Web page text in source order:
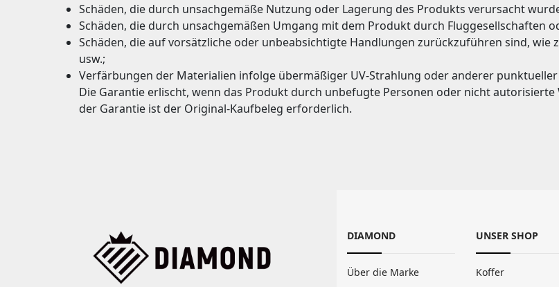
Schäden, die durch unsachgemäße Nutzung oder Lagerung des Produkts verursacht
Schäden, die durch unsachgemäßen Umgang mit dem Produkt durch Fluggesellschaften
Schäden, die auf vorsätzliche oder unbeabsichtigte Handlungen zurückzuführen sind, wie
usw.;
Verfärbungen der Materialien infolge übermäßiger UV-Strahlung oder anderer
Die Garantie erlischt, wenn das Produkt durch unbefugte Personen oder nicht
der Garantie ist der Original-Kaufbeleg erforderlich.
DIAMOND
Über die Marke
UNSER SHOP
Koffer